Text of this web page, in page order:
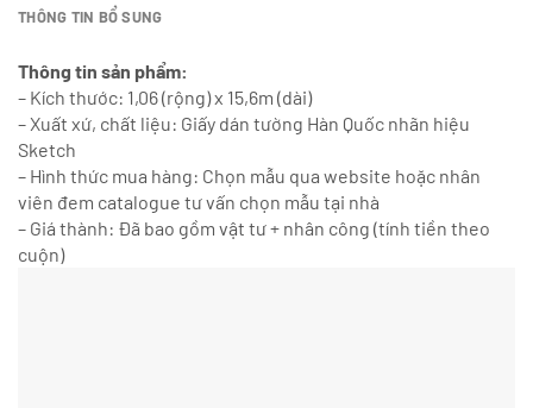
THÔNG TIN BỔ SUNG
Thông tin sản phẩm:
– Kích thước: 1,06 (rộng) x 15,6m (dài)
– Xuất xứ, chất liệu: Giấy dán tường Hàn Quốc nhãn hiệu
Sketch
– Hình thức mua hàng: Chọn mẫu qua website hoặc nhân
viên đem catalogue tư vấn chọn mẫu tại nhà
– Giá thành: Đã bao gồm vật tư + nhân công (tính tiền theo
cuộn)